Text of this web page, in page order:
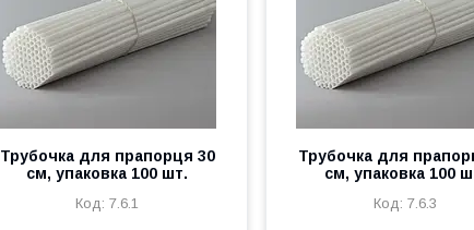
Трубочка для прапорця 30
см, упаковка 100 шт.
7.6.1
Трубочка для
см, упаковка 100
7.6.3